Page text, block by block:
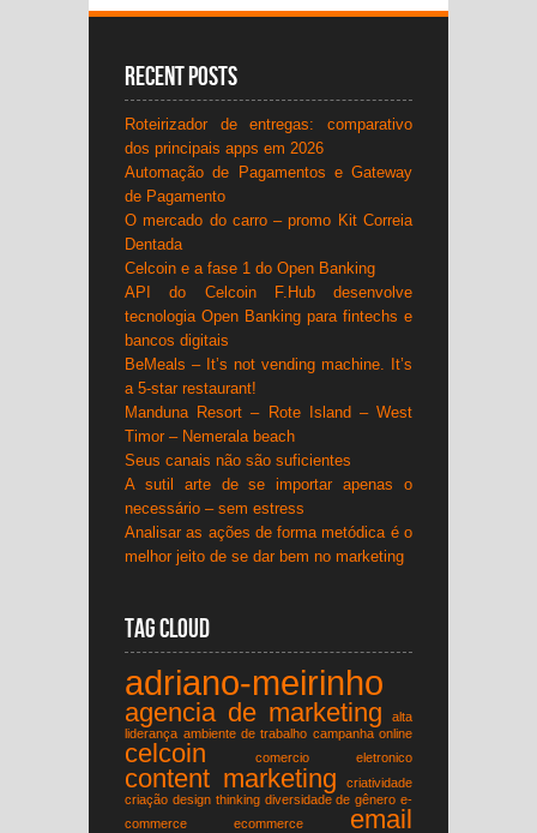
Recent Posts
Roteirizador de entregas: comparativo
dos principais apps em 2026
Automação de Pagamentos e Gateway
de Pagamento
O mercado do carro – promo Kit Correia
Dentada
Celcoin e a fase 1 do Open Banking
API do Celcoin F.Hub desenvolve
tecnologia Open Banking para fintechs e
bancos digitais
BeMeals – It’s not vending machine. It’s
a 5-star restaurant!
Manduna Resort – Rote Island – West
Timor – Nemerala beach
Seus canais não são suficientes
A sutil arte de se importar apenas o
necessário – sem estress
Analisar as ações de forma metódica é o
melhor jeito de se dar bem no marketing
Tag Cloud
adriano-meirinho
agencia de marketing
alta
liderança ambiente de trabalho campanha online
celcoin comercio eletronico
content marketing
criatividade
criação design thinking diversidade de gênero e-
commerce
ecommerce
email